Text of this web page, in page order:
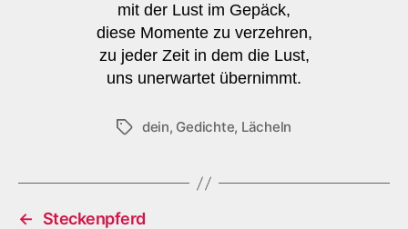
mit der Lust im Gepäck,
diese Momente zu verzehren,
zu jeder Zeit in dem die Lust,
uns unerwartet übernimmt.
Schlagwörter
dein, Gedichte, Lächeln
←
Steckenpferd